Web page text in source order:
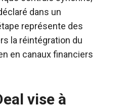
dans un
représente des
la réintégration du
en canaux financiers
vise à